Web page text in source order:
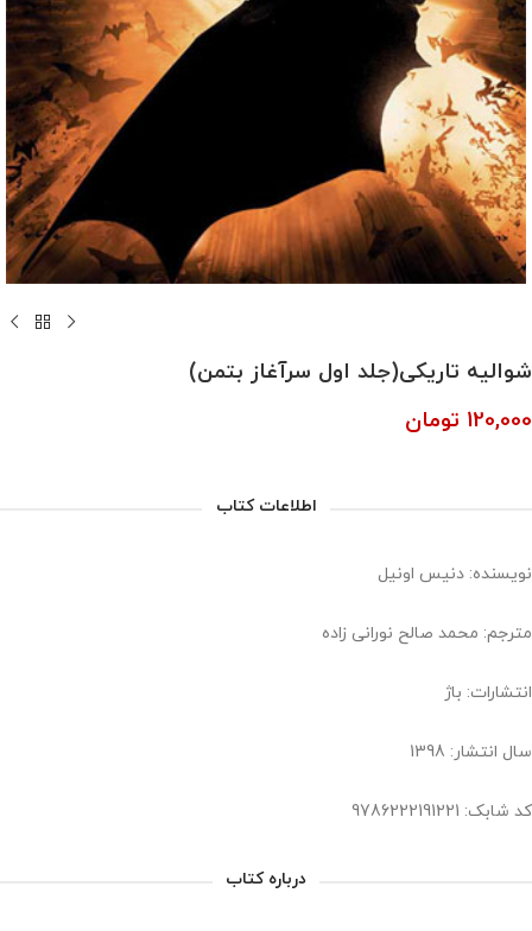
شوالیه‌ تاریکی(جلد اول‌ سرآغاز‌ بتمن)
120,000 تومان
اطلاعات کتاب
نویسنده: دنیس اونیل
مترجم: محمد صالح نورانی زاده
انتشارات: باژ
سال انتشار: 1398
کد شابک: 9786222191221
درباره کتاب